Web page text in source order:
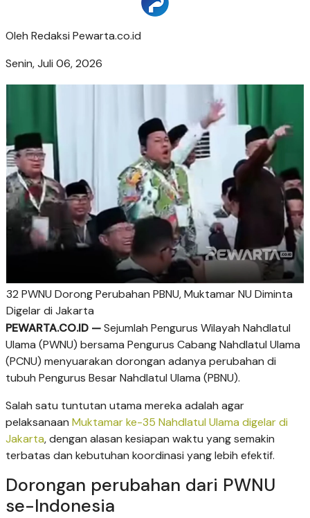
Oleh Redaksi Pewarta.co.id
Senin, Juli 06, 2026
32 PWNU Dorong Perubahan PBNU, Muktamar NU Diminta
Digelar di Jakarta
PEWARTA.CO.ID —Sejumlah Pengurus Wilayah Nahdlatul
Ulama (PWNU) bersama Pengurus Cabang Nahdlatul Ulama
(PCNU) menyuarakan dorongan adanya perubahan di
tubuh Pengurus Besar Nahdlatul Ulama (PBNU).
Salah satu tuntutan utama mereka adalah agar
pelaksanaan Muktamar ke-35 Nahdlatul Ulama digelar di
Jakarta, dengan alasan kesiapan waktu yang semakin
terbatas dan kebutuhan koordinasi yang lebih efektif.
Dorongan perubahan dari PWNU
se-Indonesia